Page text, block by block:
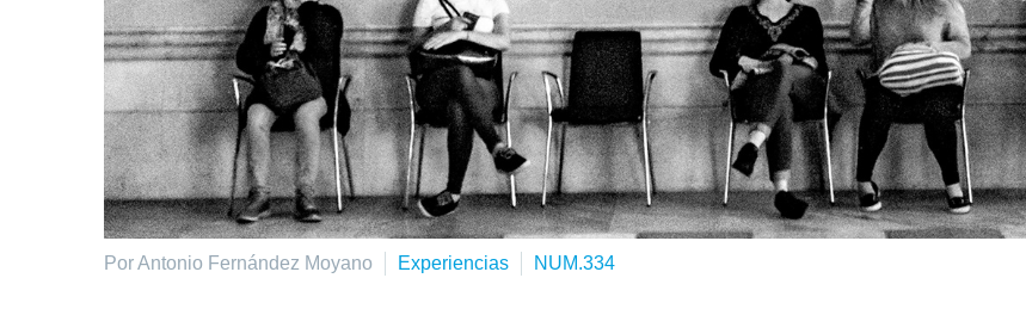
Por Antonio Fernández Moyano Experiencias NUM.334